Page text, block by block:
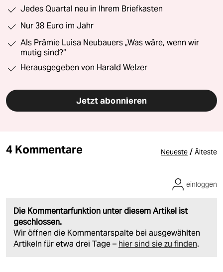
Jedes Quartal neu in Ihrem Briefkasten
Nur 38 Euro im Jahr
Als Prämie Luisa Neubauers „Was wäre, wenn wir
mutig sind?“
Herausgegeben von Harald Welzer
Jetzt abonnieren
4 Kommentare Neueste / Älteste
Die Kommentarfunktion unter diesem Artikel ist
geschlossen.
Wir öffnen die Kommentarspalte bei ausgewählten
Artikeln für etwa drei Tage – hier sind sie zu finden.
einloggen